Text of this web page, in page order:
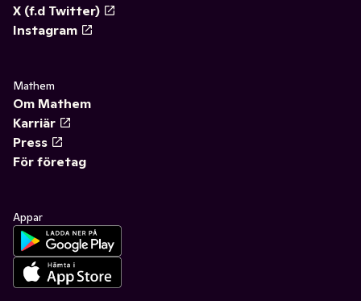
X (f.d Twitter)
Instagram
Mathem
Om Mathem
Karriär
Press
För företag
Appar